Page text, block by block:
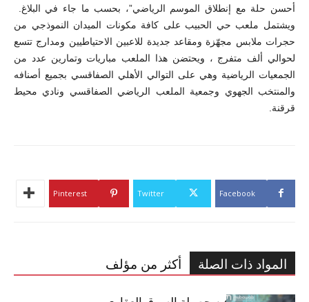
أحسن حلة مع إنطلاق الموسم الرياضي”، بحسب ما جاء في البلاغ.
ويشتمل ملعب حي الحبيب على كافة مكونات الميدان النموذجي من
حجرات ملابس مجهّزة ومقاعد جديدة للاعبين الاحتياطيين ومدارج تتسع
لحوالي ألف متفرج ، ويحتضن هذا الملعب مباريات وتمارين عدد من
الجمعيات الرياضية وهي على التوالي الأهلي الصفاقسي بجميع أصنافه
والمنتخب الجهوي وجمعية الملعب الرياضي الصفاقسي ونادي محيط
قرقنة.
Facebook
Twitter
Pinterest
المواد ذات الصلة أكثر من مؤلف